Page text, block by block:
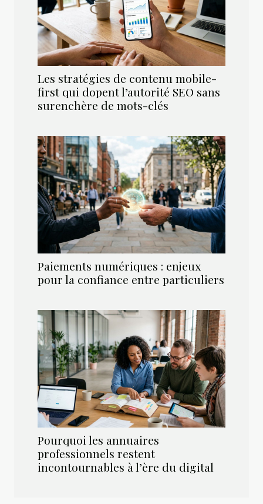
Les stratégies de contenu mobile-
first qui dopent l’autorité SEO sans
surenchère de mots-clés
Paiements numériques : enjeux
pour la confiance entre particuliers
Pourquoi les annuaires
professionnels restent
incontournables à l’ère du digital